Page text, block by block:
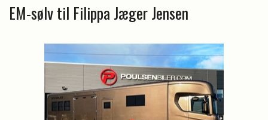
EM-sølv til Filippa Jæger Jensen